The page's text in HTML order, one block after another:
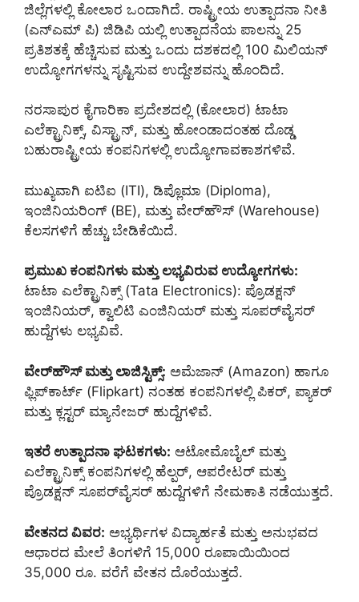
ಜಿಲ್ಲೆಗಳಲ್ಲಿ ಕೋಲಾರ ಒಂದಾಗಿದೆ. ರಾಷ್ಟ್ರೀಯ ಉತ್ಪಾದನಾ ನೀತಿ
(ಎನ್ಎಮ್ ಪಿ) ಜಿಡಿಪಿ ಯಲ್ಲಿ ಉತ್ಪಾದನೆಯ ಪಾಲನ್ನು 25
ಪ್ರತಿಶತಕ್ಕೆ ಹೆಚ್ಚಿಸುವ ಮತ್ತು ಒಂದು ದಶಕದಲ್ಲಿ 100 ಮಿಲಿಯನ್
ಉದ್ಯೋಗಗಳನ್ನು ಸೃಷ್ಟಿಸುವ ಉದ್ದೇಶವನ್ನು ಹೊಂದಿದೆ.
ನರಸಾಪುರ ಕೈಗಾರಿಕಾ ಪ್ರದೇಶದಲ್ಲಿ (ಕೋಲಾರ) ಟಾಟಾ
ಎಲೆಕ್ಟ್ರಾನಿಕ್ಸ್, ವಿಸ್ಟ್ರಾನ್, ಮತ್ತು ಹೋಂಡಾದಂತಹ ದೊಡ್ಡ
ಬಹುರಾಷ್ಟ್ರೀಯ ಕಂಪನಿಗಳಲ್ಲಿ ಉದ್ಯೋಗಾವಕಾಶಗಳಿವೆ.
ಮುಖ್ಯವಾಗಿ ಐಟಿಐ (ITI), ಡಿಪ್ಲೊಮಾ (Diploma),
ಇಂಜಿನಿಯರಿಂಗ್ (BE), ಮತ್ತು ವೇರ್‌ಹೌಸ್ (Warehouse)
ಕೆಲಸಗಳಿಗೆ ಹೆಚ್ಚು ಬೇಡಿಕೆಯಿದೆ.
ಪ್ರಮುಖ ಕಂಪನಿಗಳು ಮತ್ತು ಲಭ್ಯವಿರುವ ಉದ್ಯೋಗಗಳು:
ಟಾಟಾ ಎಲೆಕ್ಟ್ರಾನಿಕ್ಸ್ (Tata Electronics): ಪ್ರೊಡಕ್ಷನ್
ಇಂಜಿನಿಯರ್, ಕ್ವಾಲಿಟಿ ಎಂಜಿನಿಯರ್ ಮತ್ತು ಸೂಪರ್‌ವೈಸರ್
ಹುದ್ದೆಗಳು ಲಭ್ಯವಿವೆ.
ವೇರ್‌ಹೌಸ್ ಮತ್ತು ಲಾಜಿಸ್ಟಿಕ್ಸ್: ಅಮೆಜಾನ್ (Amazon) ಹಾಗೂ
ಫ್ಲಿಪ್‌ಕಾರ್ಟ್ (Flipkart) ನಂತಹ ಕಂಪನಿಗಳಲ್ಲಿ ಪಿಕರ್, ಪ್ಯಾಕರ್
ಮತ್ತು ಕ್ಲಸ್ಟರ್ ಮ್ಯಾನೇಜರ್ ಹುದ್ದೆಗಳಿವೆ.
ಇತರೆ ಉತ್ಪಾದನಾ ಘಟಕಗಳು: ಆಟೋಮೊಬೈಲ್ ಮತ್ತು
ಎಲೆಕ್ಟ್ರಾನಿಕ್ಸ್ ಕಂಪನಿಗಳಲ್ಲಿ ಹೆಲ್ಪರ್, ಆಪರೇಟರ್ ಮತ್ತು
ಪ್ರೊಡಕ್ಷನ್ ಸೂಪರ್‌ವೈಸರ್ ಹುದ್ದೆಗಳಿಗೆ ನೇಮಕಾತಿ ನಡೆಯುತ್ತದೆ.
ವೇತನದ ವಿವರ: ಅಭ್ಯರ್ಥಿಗಳ ವಿದ್ಯಾರ್ಹತೆ ಮತ್ತು ಅನುಭವದ
ಆಧಾರದ ಮೇಲೆ ತಿಂಗಳಿಗೆ 15,000 ರೂಪಾಯಿಯಿಂದ
35,000 ರೂ. ವರೆಗೆ ವೇತನ ದೊರೆಯುತ್ತದೆ.